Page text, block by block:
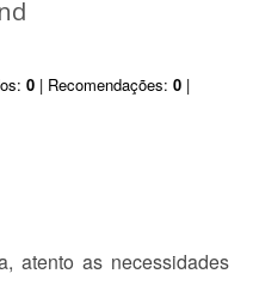
0 | Recomendações: 0 |
atento as necessidades